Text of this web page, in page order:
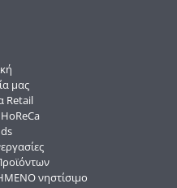
μας
Retail
νηστίσιμο